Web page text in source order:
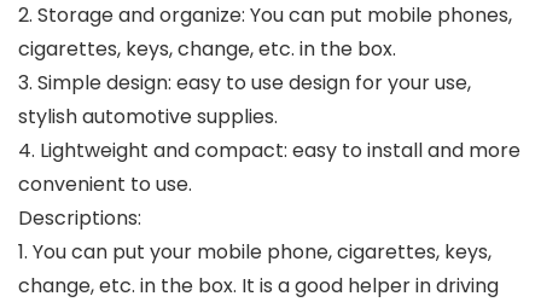
2. Storage and organize: You can put mobile phones,
cigarettes, keys, change, etc. in the box.
3. Simple design: easy to use design for your use,
stylish automotive supplies.
4. Lightweight and compact: easy to install and more
convenient to use.
Descriptions:
1. You can put your mobile phone, cigarettes, keys,
change, etc. in the box. It is a good helper in driving